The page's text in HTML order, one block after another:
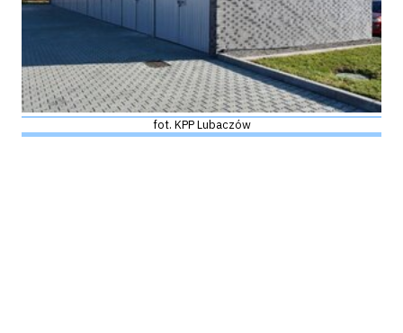
fot. KPP Lubaczów